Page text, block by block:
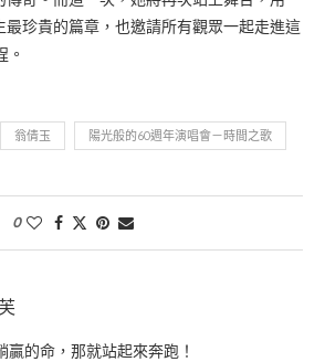
最珍貴的篇章，也邀請所有觀眾一起走進這
。
翁倩玉 陽光般的60週年演唱會－時間之歌
0
贏的命，那就站起來奔跑！